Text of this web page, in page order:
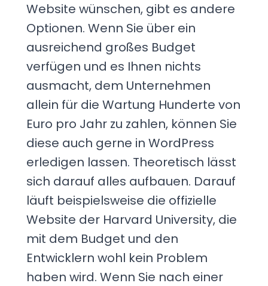
Website wünschen, gibt es andere
Optionen. Wenn Sie über ein
ausreichend großes Budget
verfügen und es Ihnen nichts
ausmacht, dem Unternehmen
allein für die Wartung Hunderte von
Euro pro Jahr zu zahlen, können Sie
diese auch gerne in WordPress
erledigen lassen. Theoretisch lässt
sich darauf alles aufbauen. Darauf
läuft beispielsweise die offizielle
Website der Harvard University, die
mit dem Budget und den
Entwicklern wohl kein Problem
haben wird. Wenn Sie nach einer